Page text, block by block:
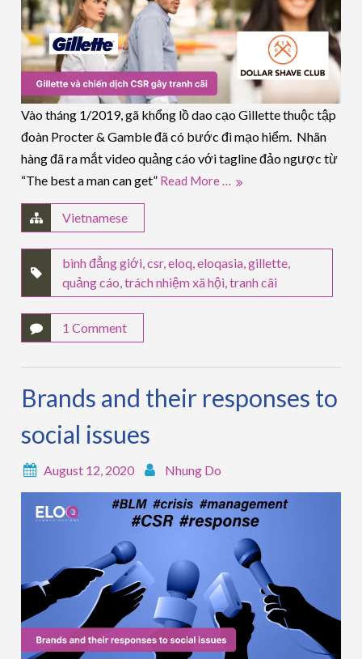
Vào tháng 1/2019, gã khổng lồ dao cạo Gillette thuộc tập
đoàn Procter & Gamble đã có bước đi mạo hiểm. Nhãn
hàng đã ra mắt video quảng cáo với tagline đảo ngược từ
“The best a man can get” Read More …
Vietnamese
bình đẳng giới ,csr,eloq ,eloqasia ,gillette
quảng cáo ,trách nhiệm xã hội ,tranh cãi
1 Comment
Brands and their responses to
social issues
August 12, 2020 Nhung Do